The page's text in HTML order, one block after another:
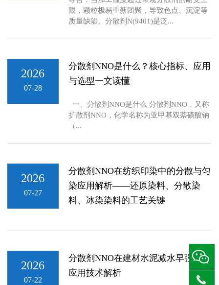
限，颗粒极易重新团聚，导致色点、沉淀等
质量缺陷。分散剂N(9401)是泛...
2026
07-28
分散剂NNO是什么？核心指标、应用
与选型一文读懂
一、分散剂NNO是什么 分散剂NNO，又称
扩散剂NNO，化学名称为亚甲基双萘磺酸钠
（...
2026
07-27
分散剂NNO在纺织印染中的分散与匀
染应用解析——还原染料、分散染
料、冰染染料的工艺关键
2026
07-22
分散剂NNO在建材水泥减水早强中的
应用技术解析